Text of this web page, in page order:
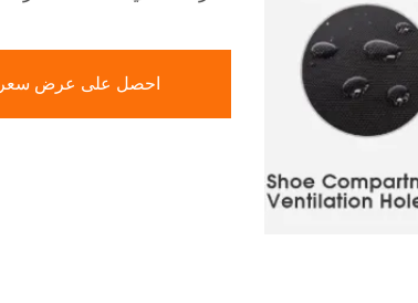
احصل على عرض سعر